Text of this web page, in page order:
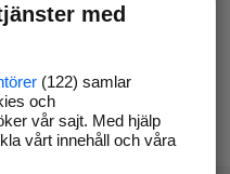
och försök igen
med
(122) samlar
och
vår sajt. Med hjälp
vårt innehåll och våra